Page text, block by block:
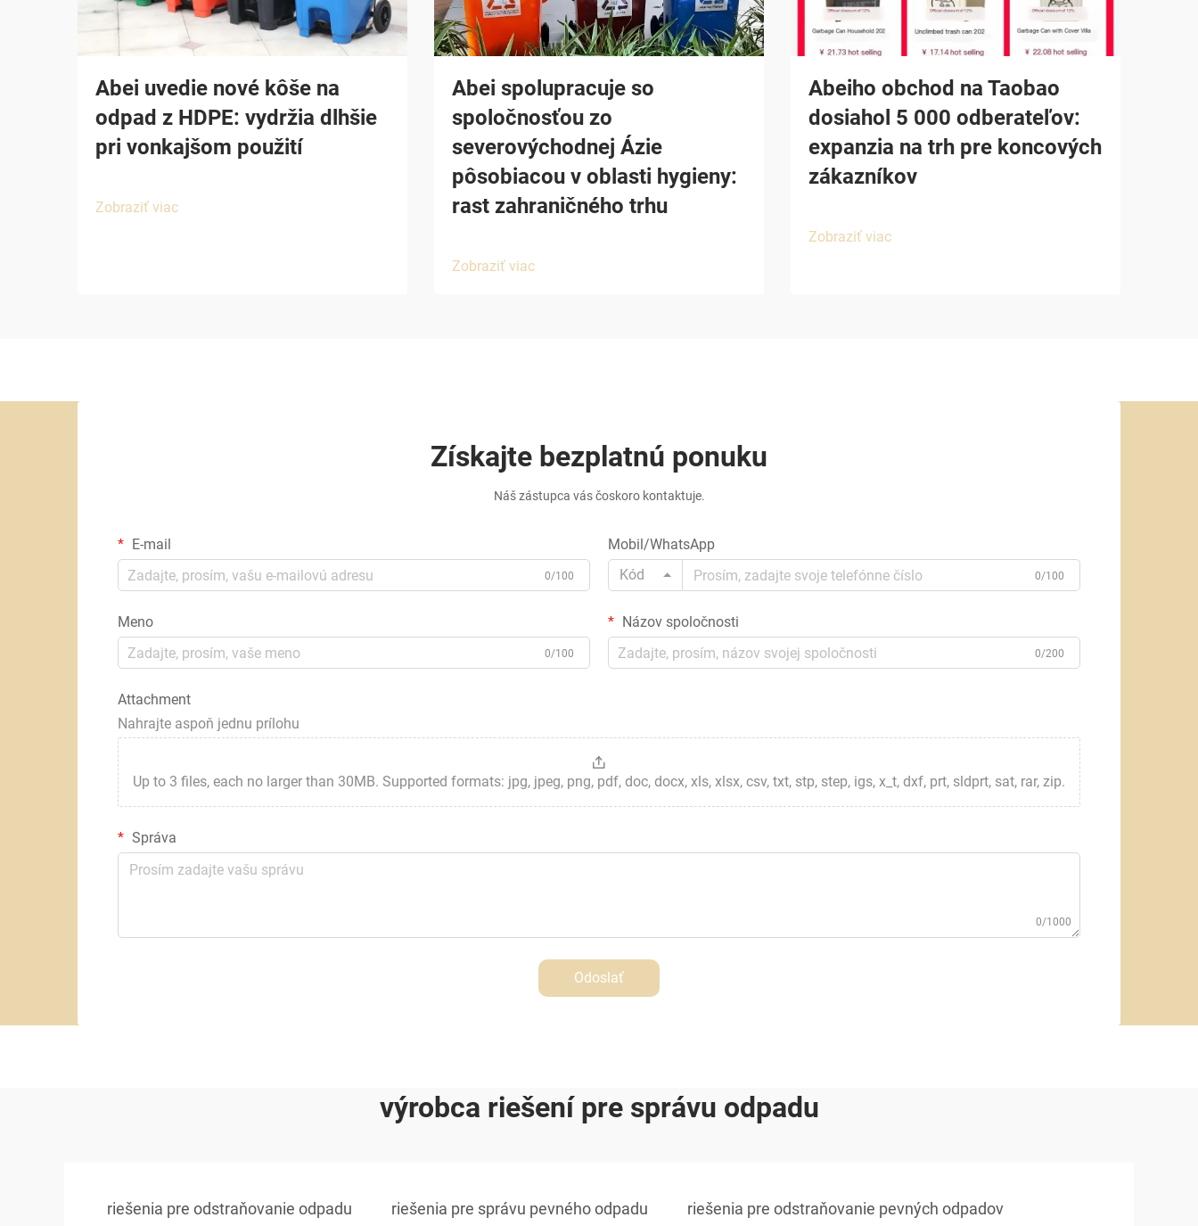
Abei uvedie nové kôše na
odpad z HDPE: vydržia dlhšie
pri vonkajšom použití
Zobraziť viac
Abei spolupracuje so
spoločnosťou zo
severovýchodnej Ázie
pôsobiacou v oblasti hygieny:
rast zahraničného trhu
Zobraziť viac
Abeiho obchod na Taobao
dosiahol 5 000 odberateľov:
expanzia na trh pre koncových
zákazníkov
Zobraziť viac
Získajte bezplatnú ponuku
Náš zástupca vás čoskoro kontaktuje.
E-mail
0/100
Mobil/WhatsApp
Kód
0/100
Meno
0/100
Názov spoločnosti
0/200
Attachment
Nahrajte aspoň jednu prílohu
Up to 3 files, each no larger than 30MB. Supported formats: jpg, jpeg, png, pdf, doc, docx, xls, xlsx, csv, txt, stp, step, igs, x_t, dxf, prt, sldprt, sat, rar, zip.
Správa
0/1000
Odoslať
výrobca riešení pre správu odpadu
riešenia pre odstraňovanie odpadu riešenia pre správu pevného odpadu riešenia pre odstraňovanie pevných odpadov